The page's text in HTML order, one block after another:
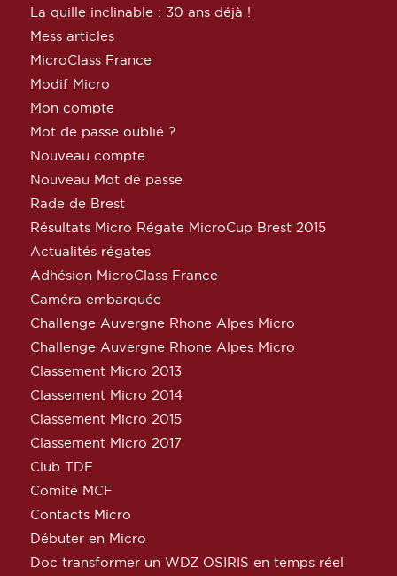
La quille inclinable : 30 ans déjà !
Mess articles
MicroClass France
Modif Micro
Mon compte
Mot de passe oublié ?
Nouveau compte
Nouveau Mot de passe
Rade de Brest
Résultats Micro Régate MicroCup Brest 2015
Actualités régates
Adhésion MicroClass France
Caméra embarquée
Challenge Auvergne Rhone Alpes Micro
Challenge Auvergne Rhone Alpes Micro
Classement Micro 2013
Classement Micro 2014
Classement Micro 2015
Classement Micro 2017
Club TDF
Comité MCF
Contacts Micro
Débuter en Micro
Doc transformer un WDZ OSIRIS en temps réel